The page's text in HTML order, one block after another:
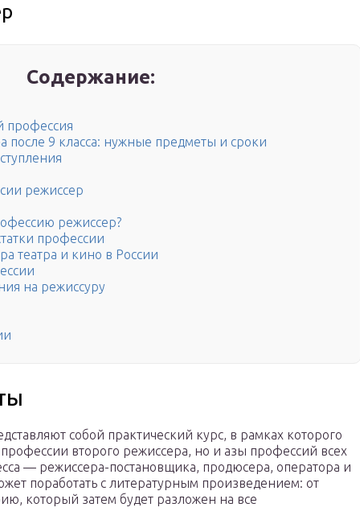
Содержание:
профессия
после 9 класса: нужные предметы и сроки
режиссер
режиссер?
профессии
театра и кино в России
на режиссуру
собой практический курс, в рамках которого
второго режиссера, но и азы профессий всех
— режиссера-постановщика, продюсера, оператора и
поработать с литературным произведением: от
который затем будет разложен на все